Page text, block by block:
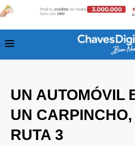
UN AUTOMÓVIL
UN
RUTA 3